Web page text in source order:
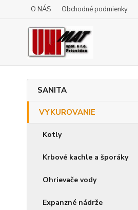
O NÁS Obchodné podmienky
SANITA
VYKUROVANIE
Kotly
Krbové kachle a šporáky
Ohrievače vody
Expanzné nádrže